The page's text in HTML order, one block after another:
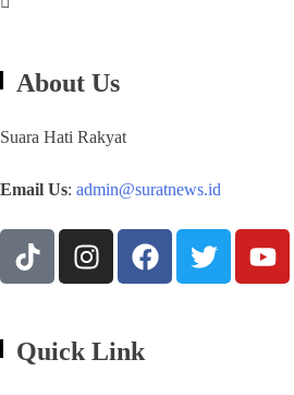
About Us
Suara Hati Rakyat
Email Us: admin@suratnews.id
Quick Link